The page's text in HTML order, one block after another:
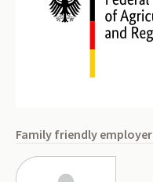
Family friendly employer